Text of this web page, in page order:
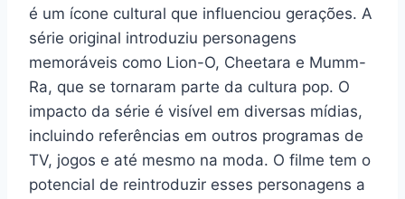
é um ícone cultural que influenciou gerações. A
série original introduziu personagens
memoráveis como Lion-O, Cheetara e Mumm-
Ra, que se tornaram parte da cultura pop. O
impacto da série é visível em diversas mídias,
incluindo referências em outros programas de
TV, jogos e até mesmo na moda. O filme tem o
potencial de reintroduzir esses personagens a